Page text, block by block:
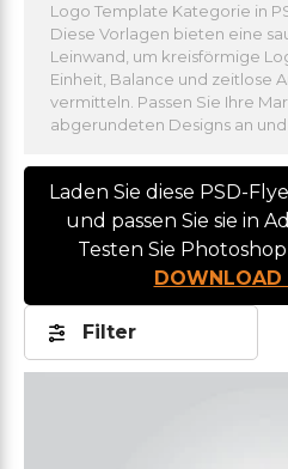
Logo Template Kategorie in
Diese Vorlagen bieten eine
Leinwand, um kreisförmige
Einheit, Balance und zeitlose
vermitteln. Passen Sie Ihre
abgerundeten Designs an und
Laden Sie diese PSD-
und passen Sie sie in
Testen Sie
DOWNLOAD
Filter